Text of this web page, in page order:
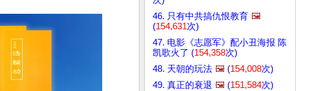
46. 只有中共搞仇恨教育 🖼️
(154,631次)
47. 电影《志愿军》配小丑海报 陈
凯歌火了 (154,358次)
48. 天朝的玩法 🖼️ (154,008次)
49. 真正的衰退 🖼️ (151,584次)